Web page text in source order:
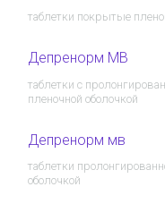
таблетки покрытые
Депренорм МВ
таблетки с
пленочной оболочкой
Депренорм мв
таблетки
оболочкой